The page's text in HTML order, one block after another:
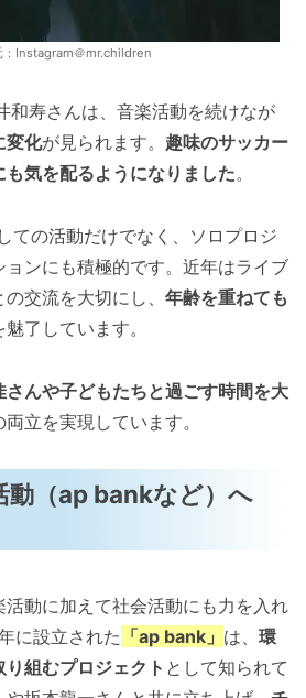
：Instagram＠mr.children
和寿さんは、音楽活動を続けなが
変化が見られます。 趣味のサッカー
気を配るようになりました。
ての活動だけでなく、ソロプロジ
ョンにも積極的です。近年はライブ
交流を大切にし、 年齢を重ねても
了しています。
さんや子どもたちと過ごす時間を大
両立を実現しています。
動（ap bankなど）へ
動に加えて社会活動にも力を入れ
に設立された 「ap bank」 は、 環
組むプロジェクト として知られて